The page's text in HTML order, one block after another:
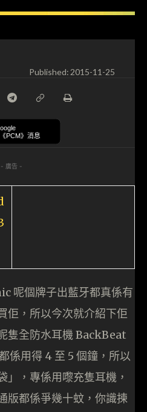
Published:2015-11-25
PCM》消息
- 廣告 -
呢個牌子出藍牙都真係有
佢，所以今次就介紹下佢
隻全防水耳機 BackBeat
係用得 4 至 5 個鐘，所以
」，專係用嚟充隻耳機，
版都係爭幾十蚊，你識揀